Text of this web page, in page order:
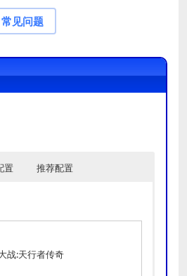
常见问题
置 推荐配置
战:天行者传奇